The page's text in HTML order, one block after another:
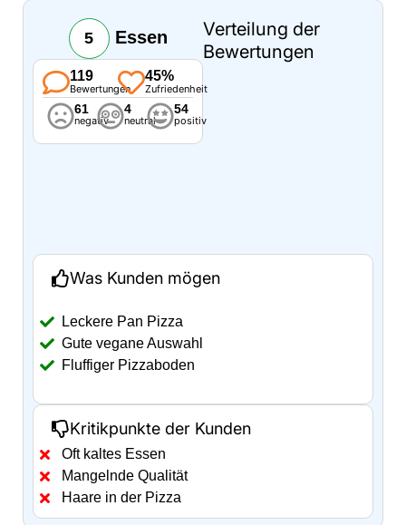
5 Essen
119
Bewertungen
45%
Zufriedenheit
61
negativ
4
neutral
54
positiv
Verteilung der
Bewertungen
Was Kunden mögen
Leckere Pan Pizza
Gute vegane Auswahl
Fluffiger Pizzaboden
Kritikpunkte der Kunden
Oft kaltes Essen
Mangelnde Qualität
Haare in der Pizza